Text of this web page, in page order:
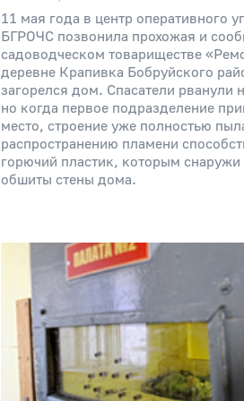
11 мая года в центр оперативного
БГРОЧС позвонила прохожая и
садоводческом товариществе
деревне Крапивка Бобруйского
загорелся дом. Спасатели рванули
но когда первое подразделение
место, строение уже полностью
распространению пламени
горючий пластик, которым
обшиты стены дома.